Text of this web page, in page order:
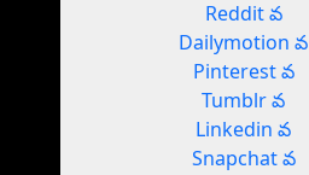
Reddit వ
Dailymotion వ
Pinterest వ
Tumblr వ
Linkedin వ
Snapchat వ